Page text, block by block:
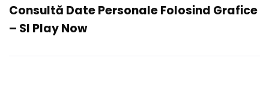
Consultă Date Personale Folosind Grafice
– SI Play Now